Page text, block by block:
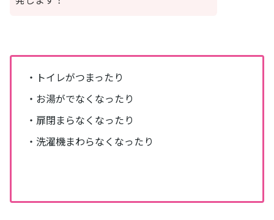
・トイレがつまったり
・お湯がでなくなったり
・扉閉まらなくなったり
・洗濯機まわらなくなったり